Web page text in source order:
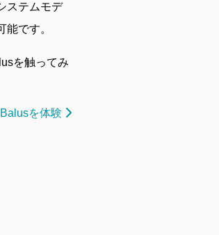
ステムモデ
です。
を触ってみ
Balusを体験